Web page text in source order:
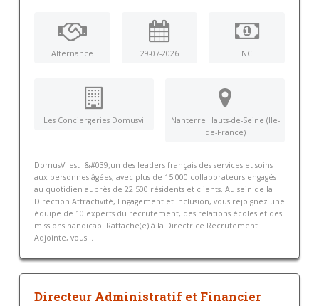
Alternance 29-07-2026 NC
Les Conciergeries Domusvi
Nanterre Hauts-de-Seine (Ile-
de-France)
DomusVi est l&#039;un des leaders français des services et soins
aux personnes âgées, avec plus de 15 000 collaborateurs engagés
au quotidien auprès de 22 500 résidents et clients. Au sein de la
Direction Attractivité, Engagement et Inclusion, vous rejoignez une
équipe de 10 experts du recrutement, des relations écoles et des
missions handicap. Rattaché(e) à la Directrice Recrutement
Adjointe, vous...
Directeur Administratif et Financier